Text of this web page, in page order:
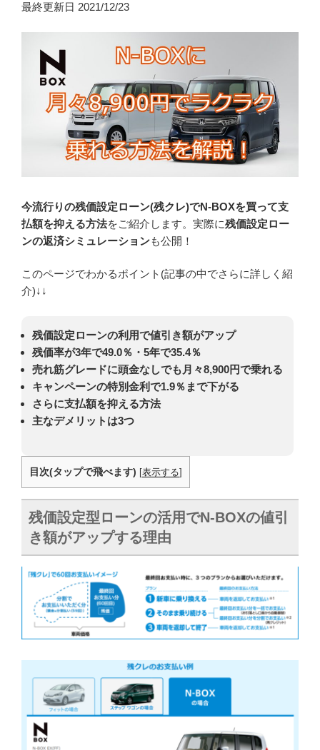
最終更新日 2021/12/23
今流行りの残価設定ローン(残クレ)でN-BOXを買って支
払額を抑える方法をご紹介します。実際に残価設定ロー
ンの返済シミュレーションも公開！
このページでわかるポイント(記事の中でさらに詳しく紹
介)↓↓
残価設定ローンの利用で値引き額がアップ
残価率が3年で49.0％・5年で35.4％
売れ筋グレードに頭金なしでも月々8,900円で乗れる
キャンペーンの特別金利で1.9％まで下がる
さらに支払額を抑える方法
主なデメリットは3つ
目次(タップで飛べます) [表示する]
残価設定型ローンの活用でN-BOXの値引
き額がアップする理由